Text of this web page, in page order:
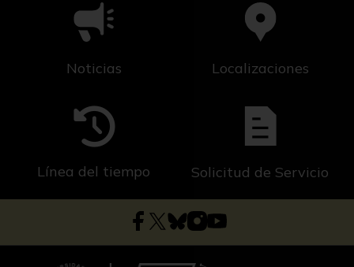
Noticias Localizaciones
Línea del tiempo Solicitud de Servicio